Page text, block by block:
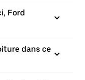
Ford
dans ce